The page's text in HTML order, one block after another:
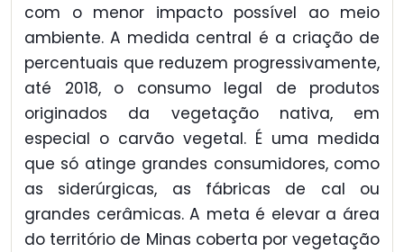
com o menor impacto possível ao meio
ambiente. A medida central é a criação de
percentuais que reduzem progressivamente,
até 2018, o consumo legal de produtos
originados da vegetação nativa, em
especial o carvão vegetal. É uma medida
que só atinge grandes consumidores, como
as siderúrgicas, as fábricas de cal ou
grandes cerâmicas. A meta é elevar a área
do território de Minas coberta por vegetação